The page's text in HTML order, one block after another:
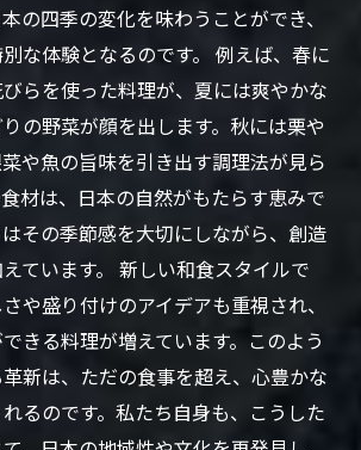
の四季の変化を味わうことができ、
な体験となるのです。 例えば、春に
らを使った料理が、夏には爽やかな
の野菜が顔を出します。秋には栗や
や魚の旨味を引き出す調理法が見ら
材は、日本の自然がもたらす恵みで
その季節感を大切にしながら、創造
ています。 新しい和食スタイルで
や盛り付けのアイデアも重視され、
きる料理が増えています。このよう
新は、ただの食事を超え、心豊かな
るのです。私たち自身も、こうした